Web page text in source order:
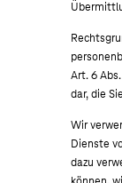
Art. 6
dar, die
Wir
Dienste
dazu